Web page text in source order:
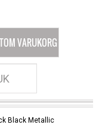
TOM VARUKORG
Black Metallic